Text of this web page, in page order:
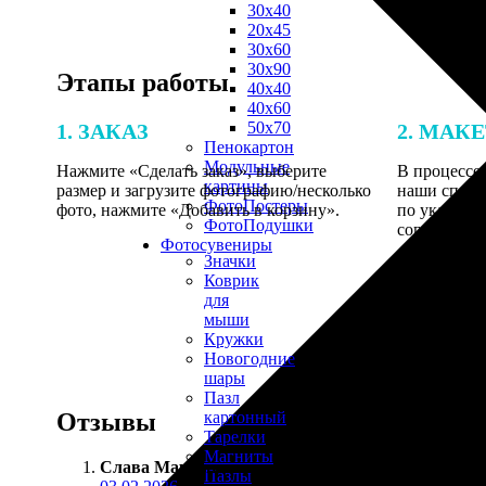
30х40
20х45
30х60
30х90
40х40
40х60
50х70
Пенокартон
Модульные
картины
ФотоПостеры
ФотоПодушки
Фотоcувениры
Значки
Коврик
для
мыши
Кружки
Новогодние
шары
Пазл
картонный
Тарелки
Магниты
Пазлы
Этапы работы
1. ЗАКАЗ
Нажмите «Сделать заказ», выберите
размер и загрузите фотографию/несколько
фото, нажмите «Добавить в корзину».
2.
В процессе
наши
по
Отзывы
Слава Мартынов :